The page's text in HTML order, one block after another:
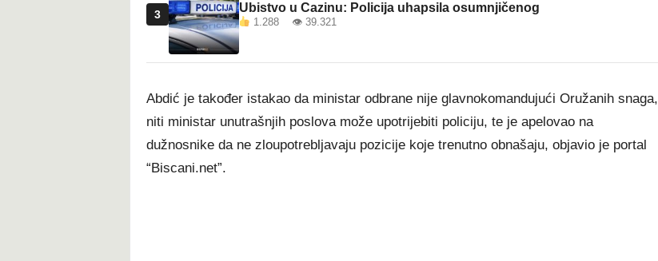
3 Ubistvo u Cazinu: Policija uhapsila osumnjičenog
1.288 👁 39.321
Abdić je također istakao da ministar odbrane nije glavnokomandujući Oružanih snaga,
niti ministar unutrašnjih poslova može upotrijebiti policiju, te je apelovao na
dužnosnike da ne zloupotrebljavaju pozicije koje trenutno obnašaju, objavio je portal
“Biscani.net”.